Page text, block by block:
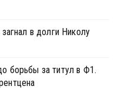
в долги Николу
борьбы за титул в Ф1.